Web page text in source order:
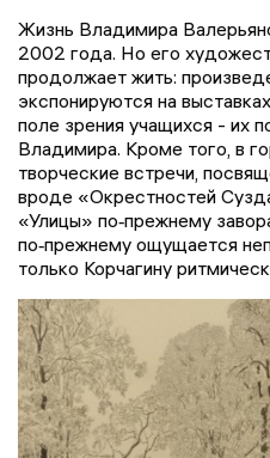
Жизнь Владимира
2002 года. Но его
продолжает жить:
экспонируются на
поле зрения учащихся - их
Владимира. Кроме того, в
творческие встречи,
вроде «Окрестностей
«Улицы» по‑прежнему
по‑прежнему ощущается
только Корчагину